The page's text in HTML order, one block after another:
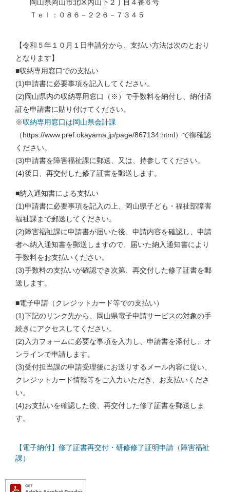
岡山県岡山市北区内山下２丁目４番６号
Ｔｅｌ：０８６－２２６－７３４５
【令和５年１０月１日申請分から、支払い方法は次のとおり
となります】
■収納専用窓口での支払い
(1)申請書に必要事項を記入してください。
(2)岡山県内の収納専用窓口（※）で手数料を納付し、納付済
証を申請書に貼り付けてください。
※収納専用窓口は岡山県会計課
（https://www.pref.okayama.jp/page/867134.html）で御確認
ください。
(3)申請書を障害福祉課に郵送、又は、持参してください。
(4)後日、再交付した修了証書を郵送します。
■納入通知書による支払い
(1)申請書に必要事項を記入の上、岡山県子ども・福祉部障害
福祉課まで郵送してください。
(2)障害福祉課に申請書が届いた後、申請内容を確認し、申請
者へ納入通知書を郵送しますので、届いた納入通知書により
手数料をお支払いください。
(3)手数料の支払いが確認でき次第、再交付した修了証書を郵
送します。
■電子申請（クレジットカード等での支払い）
(1)下記のリンク先から、岡山県電子申請サービスの対象の手
続きにアクセスしてください。
(2)入力フォームに必要な事項を入力し、申請書を添付し、オ
ンラインで申請します。
(3)受付担当課の申請受理後にお送りするメール内容に従い、
クレジットカード情報等をご入力いただき、お支払いくださ
い。
(4)お支払いを確認した後、再交付した修了証書を郵送しま
す。
【電子納付】修了証書再交付・研修修了証明申請（障害福祉
課）